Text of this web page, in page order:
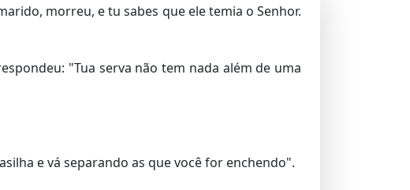
morreu, e tu sabes que ele temia o Senhor.
"Tua serva não tem nada além de uma
e vá separando as que você for enchendo".